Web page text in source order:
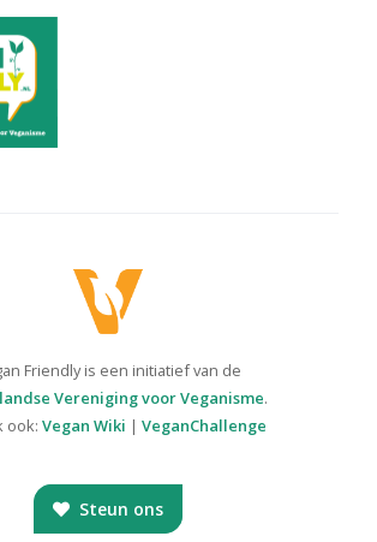
Friendly is een initiatief van de
Vereniging voor Veganisme.
ook: Vegan Wiki | VeganChallenge
Steun ons